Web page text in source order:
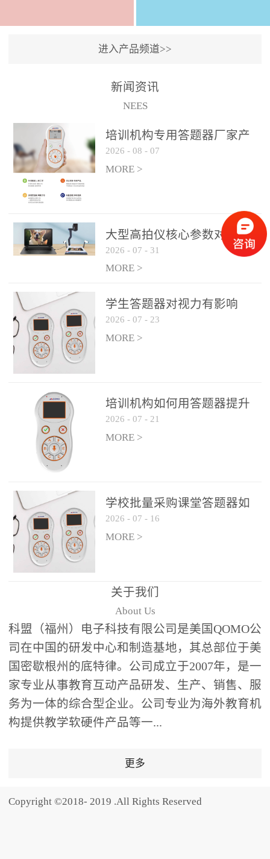
打造的互动授课软件，
QVote 以 “让每一堂课都充
功能与数据化教学分析，
课堂互动解决方案，重新
定义了师生互动的新模
式。极简操作，轻松融入
教学流程QVote 深谙教师
教学节奏的重要性，采用
念，教师无需复杂培训即
可快速上手。软件支持与
PPT、白板等常用教学工具
几步：打开软件、选择互
动模式、发起互动任务，
整个过程不超过 30 秒，完
美融入正常教学流程，避
免打断课堂连贯性。无论
点讲解互动，还是课后即
时反馈，QVote 都能灵活
适配不同教学环节需求，
让教师专注于教学内容本
身，而非技术操作。多元
热情QVote 提供了丰富的
互动功能矩阵，满足不同
学科、不同教学目标的互
动需求：即时答题：支持
单选题、多选题、判断题
等基础题型，学生通过答
题器快速响应，系统实时
统计答题数据并生成可视
化图表，让教师瞬间掌握
学生知识掌握情况。主观
反馈：包含简答题、观点
阐述等开放式互动，鼓励
学生自由表达思考过程，
培养批判性思维与表达能
功能增加课堂趣味性，同
进入产品频道>>
新闻资讯
NEES
培训机构专用答题器厂家产
品方案
2026 - 08 - 07
MORE >
大型高拍仪核心参数对比与
选购建议
2026 - 07 - 31
MORE >
学生答题器对视力有影响
吗？
2026 - 07 - 23
MORE >
培训机构如何用答题器提升
学生专注度
2026 - 07 - 21
MORE >
学校批量采购课堂答题器如
何选厂家
2026 - 07 - 16
MORE >
关于我们
About Us
科盟（福州）电子科技有限公司是美国QOMO公
司在中国的研发中心和制造基地，其总部位于美
国密歇根州的底特律。公司成立于2007年，是一
家专业从事教育互动产品研发、生产、销售、服
务为一体的综合型企业。公司专业为海外教育机
构提供教学软硬件产品等一...
更多
Copyright ©2018- 2019 .All Rights Reserved